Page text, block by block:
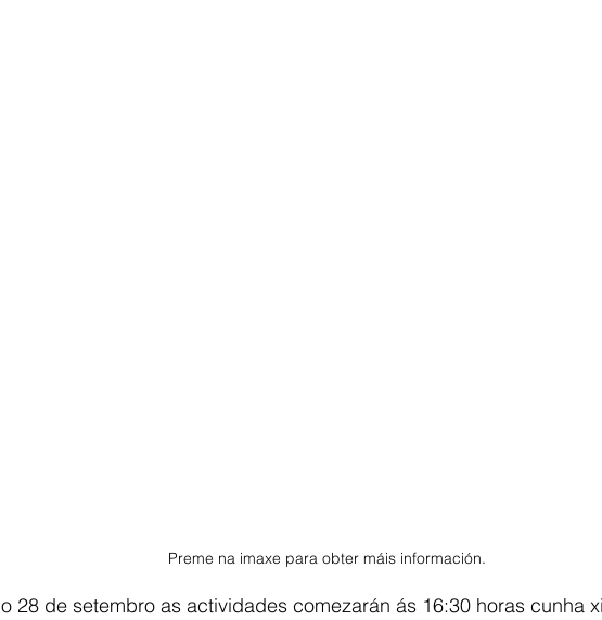
Preme na imaxe para obter máis información.
28 de setembro as actividades comezarán ás 16:30 horas cunha